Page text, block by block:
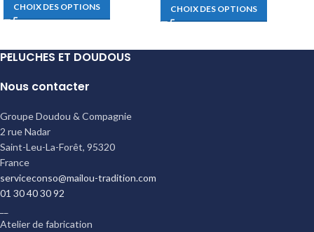
CHOIX DES OPTIONS CHOIX DES OPTIONS
PELUCHES ET DOUDOUS
Nous contacter
Groupe Doudou & Compagnie
2 rue Nadar
Saint-Leu-La-Forêt, 95320
France
serviceconso@mailou-tradition.com
01 30 40 30 92
Atelier de fabrication